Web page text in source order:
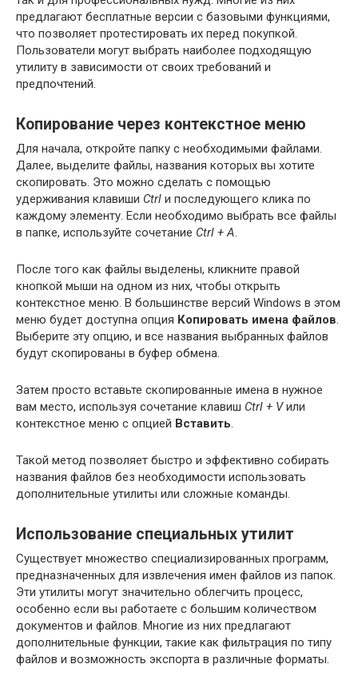
предлагают бесплатные версии с базовыми функциями,
что позволяет протестировать их перед покупкой.
Пользователи могут выбрать наиболее подходящую
утилиту в зависимости от своих требований и
предпочтений.
Копирование через контекстное меню
Для начала, откройте папку с необходимыми файлами.
Далее, выделите файлы, названия которых вы хотите
скопировать. Это можно сделать с помощью
удерживания клавиши Ctrl и последующего клика по
каждому элементу. Если необходимо выбрать все файлы
в папке, используйте сочетание Ctrl + A.
После того как файлы выделены, кликните правой
кнопкой мыши на одном из них, чтобы открыть
контекстное меню. В большинстве версий Windows в этом
меню будет доступна опция Копировать имена файлов.
Выберите эту опцию, и все названия выбранных файлов
будут скопированы в буфер обмена.
Затем просто вставьте скопированные имена в нужное
вам место, используя сочетание клавиш Ctrl + Vили
контекстное меню с опцией Вставить.
Такой метод позволяет быстро и эффективно собирать
названия файлов без необходимости использовать
дополнительные утилиты или сложные команды.
Использование специальных утилит
Существует множество специализированных программ,
предназначенных для извлечения имен файлов из папок.
Эти утилиты могут значительно облегчить процесс,
особенно если вы работаете с большим количеством
документов и файлов. Многие из них предлагают
дополнительные функции, такие как фильтрация по типу
файлов и возможность экспорта в различные форматы.